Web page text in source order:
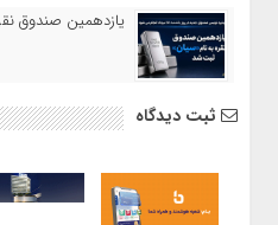
یازدهمین صندوق
ثبت دیدگاه